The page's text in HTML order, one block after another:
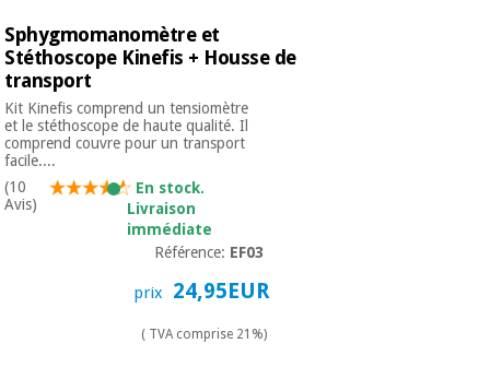
Sphygmomanomètre et
Stéthoscope Kinefis + Housse de
transport
Kit Kinefis comprend un tensiomètre
et le stéthoscope de haute qualité. Il
comprend couvre pour un transport
facile....
(10
Avis)
En stock.
Livraison
immédiate
Référence: EF03
prix 24,95EUR
( TVA comprise 21%)